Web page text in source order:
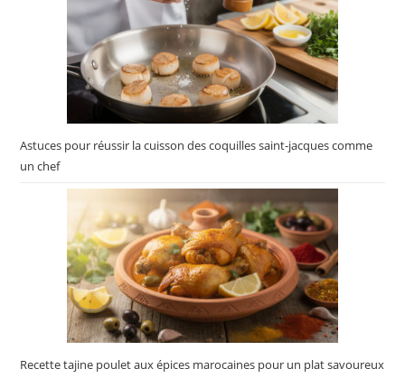
Astuces pour réussir la cuisson des coquilles saint-jacques comme
un chef
Recette tajine poulet aux épices marocaines pour un plat savoureux